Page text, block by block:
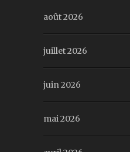
août 2026
juillet 2026
juin 2026
mai 2026